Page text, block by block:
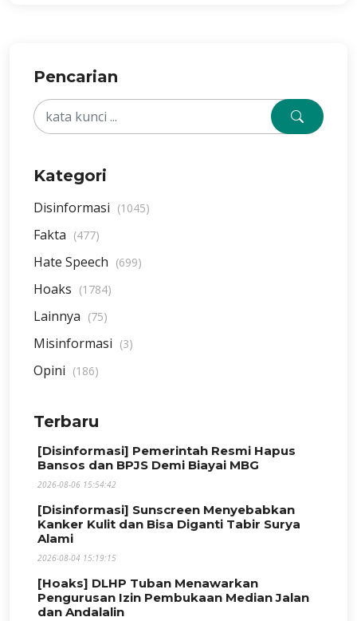
Pencarian
Kategori
Disinformasi (1045)
Fakta (477)
Hate Speech (699)
Hoaks (1784)
Lainnya (75)
Misinformasi (3)
Opini (186)
Terbaru
[Disinformasi] Pemerintah Resmi Hapus
Bansos dan BPJS Demi Biayai MBG
2026-08-06 15:54:42
[Disinformasi] Sunscreen Menyebabkan
Kanker Kulit dan Bisa Diganti Tabir Surya
Alami
2026-08-04 15:19:15
[Hoaks] DLHP Tuban Menawarkan
Pengurusan Izin Pembukaan Median Jalan
dan Andalalin